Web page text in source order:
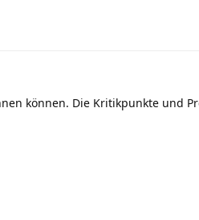
können. Die Kritikpunkte und